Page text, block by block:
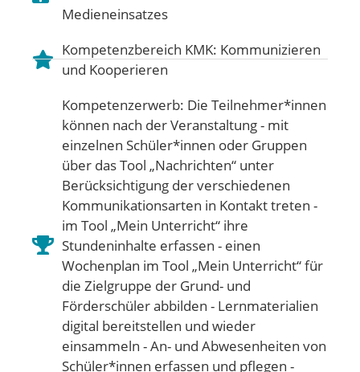
Medieneinsatzes
Kompetenzbereich KMK: Kommunizieren
und Kooperieren
Kompetenzerwerb: Die Teilnehmer*innen
können nach der Veranstaltung - mit
einzelnen Schüler*innen oder Gruppen
über das Tool „Nachrichten“ unter
Berücksichtigung der verschiedenen
Kommunikationsarten in Kontakt treten -
im Tool „Mein Unterricht“ ihre
Stundeninhalte erfassen - einen
Wochenplan im Tool „Mein Unterricht“ für
die Zielgruppe der Grund- und
Förderschüler abbilden - Lernmaterialien
digital bereitstellen und wieder
einsammeln - An- und Abwesenheiten von
Schüler*innen erfassen und pflegen -